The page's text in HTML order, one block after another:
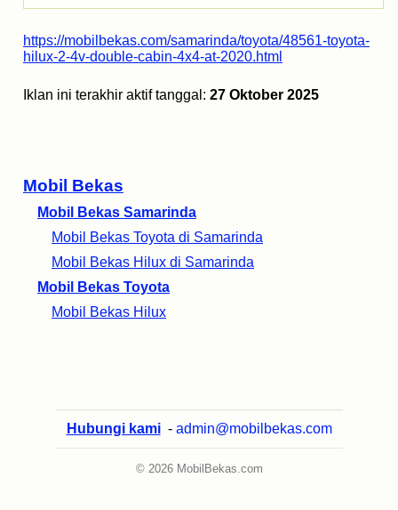
Mobil Bekas
Mobil Bekas Samarinda
Mobil Bekas Toyota di Samarinda
Mobil Bekas Hilux di Samarinda
Mobil Bekas Toyota
Mobil Bekas Hilux
https://mobilbekas.com/samarinda/toyota/48561-toyota-
hilux-2-4v-double-cabin-4x4-at-2020.html
Iklan ini terakhir aktif tanggal: 27 Oktober 2025
Hubungi kami - admin@mobilbekas.com
© 2026 MobilBekas.com